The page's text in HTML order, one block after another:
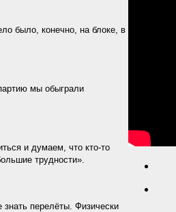
было, конечно, на блоке, в
мы обыграли
и думаем, что кто-то
трудности».
перелёты. Физически